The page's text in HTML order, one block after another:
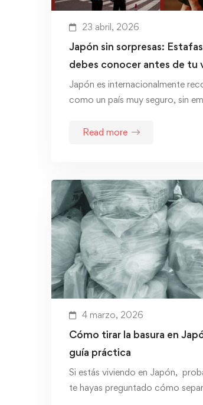
23 abril, 2026
Japón sin sorpresas:
debes conocer antes de tu
Japón es internacionalmente
como un país muy seguro, sin
Read more
4 marzo, 2026
Cómo tirar la basura en
guía práctica
Si estás viviendo en Japón,
te hayas preguntado cómo